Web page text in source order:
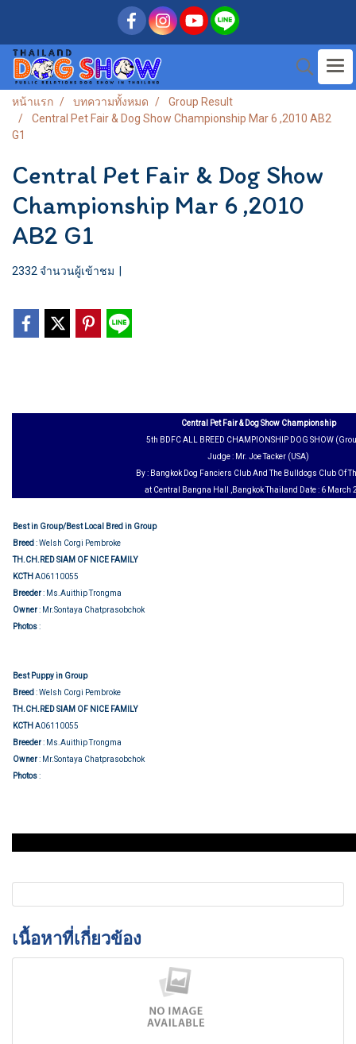
หน้าแรก บทความทั้งหมด
Group Result
Central Pet Fair & Dog Show Championship Mar 6 ,2010 AB2
G1
Central Pet Fair & Dog Show
Championship Mar 6 ,2010
AB2 G1
2332 จำนวนผู้เข้าชม
Central Pet Fair & Dog Show Championship
5th BDFC ALL BREED CHAMPIONSHIP DOG SHOW
Judge : Mr. Joe Tacker (USA)
By : Bangkok Dog Fanciers Club And The Bulldogs Club Of
at Central Bangna Hall ,Bangkok Thailand Date : 6 March
Best in Group/Best Local Bred in Group
Breed : Welsh Corgi Pembroke
TH.CH.RED SIAM OF NICE FAMILY
KCTH A06110055
Breeder: Ms.Auithip Trongma
Owner: Mr.Sontaya Chatprasobchok
Photos:
Best Puppy in Group
Breed : Welsh Corgi Pembroke
TH.CH.RED SIAM OF NICE FAMILY
KCTH A06110055
Breeder: Ms.Auithip Trongma
Owner: Mr.Sontaya Chatprasobchok
Photos:
เนื้อหาที่เกี่ยวข้อง